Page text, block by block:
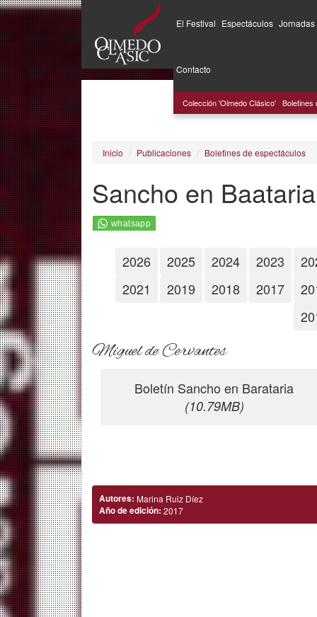
Pasar
al
contenido
principal
El Festival Espectáculos Jornadas
Colección 'Olmedo Clásico' Boletines
Contacto
Inicio Publicaciones Boletines de espectáculos
Sancho en Baataria
2026 2025 2024 2023
2021
2019 2018 2017
Miguel de Cervantes
Boletín Sancho en Barataria
(10.79MB)
Autores: Marina Ruiz Díez
Año de edición: 2017